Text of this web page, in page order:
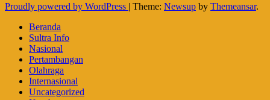
Proudly powered by WordPress | Theme: Newsup by Themeansar.
Beranda
Sultra Info
Nasional
Pertambangan
Olahraga
Internasional
Uncategorized